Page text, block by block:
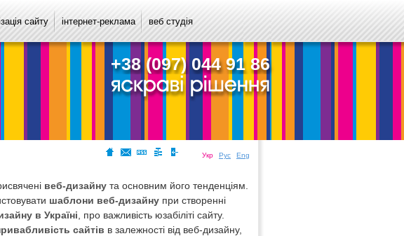
сайту інтернет-реклама веб студія
+38 (097) 044 91 86
Укр Рус Eng
веб-дизайну та основним його тенденціям.
шаблони веб-дизайну при створенні
в Україні , про важливість юзабіліті сайту.
сайтів в залежності від веб-дизайну,